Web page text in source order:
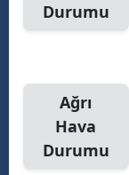
Durumu
Ağrı
Hava
Durumu